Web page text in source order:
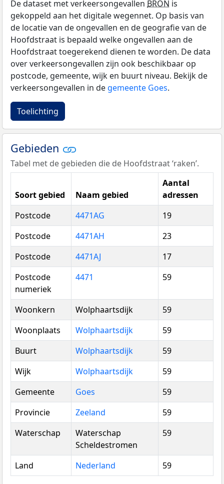
De dataset met verkeersongevallen BRON is
gekoppeld aan het digitale wegennet. Op basis van
de locatie van de ongevallen en de geografie van de
Hoofdstraat is bepaald welke ongevallen aan de
Hoofdstraat toegerekend dienen te worden. De data
over verkeersongevallen zijn ook beschikbaar op
postcode, gemeente, wijk en buurt niveau. Bekijk de
verkeersongevallen in de gemeente Goes.
Toelichting
Gebieden
Tabel met de gebieden die de Hoofdstraat ‘raken’.
Soort gebied Naam gebied
Aantal
adressen
Postcode
4471AG
19
Postcode
4471AH
23
Postcode
4471AJ
17
Postcode
numeriek
4471 59
Woonkern Wolphaartsdijk
59
Woonplaats
Wolphaartsdijk
59
Buurt
Wolphaartsdijk
59
Wijk
Wolphaartsdijk
59
Gemeente
Goes
59
Provincie
Zeeland
59
Waterschap
Waterschap
Scheldestromen
59
Land Nederland 59